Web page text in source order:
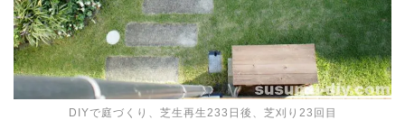
DIYで庭づくり、芝生再生233日後、芝刈り23回目